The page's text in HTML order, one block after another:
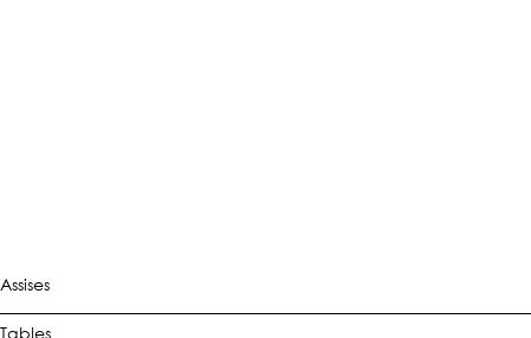
Assises
Tables